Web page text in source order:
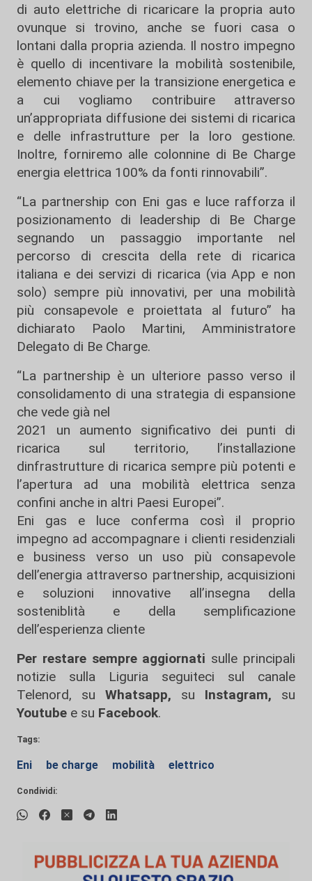
di auto elettriche di ricaricare la propria auto
ovunque si trovino, anche se fuori casa o
lontani dalla propria azienda. Il nostro impegno
è quello di incentivare la mobilità sostenibile,
elemento chiave per la transizione energetica e
a cui vogliamo contribuire attraverso
un’appropriata diffusione dei sistemi di ricarica
e delle infrastrutture per la loro gestione.
Inoltre, forniremo alle colonnine di Be Charge
energia elettrica 100% da fonti rinnovabili”.
“La partnership con Eni gas e luce rafforza il
posizionamento di leadership di Be Charge
segnando un passaggio importante nel
percorso di crescita della rete di ricarica
italiana e dei servizi di ricarica (via App e non
solo) sempre più innovativi, per una mobilità
più consapevole e proiettata al futuro” ha
dichiarato Paolo Martini, Amministratore
Delegato di Be Charge.
“La partnership è un ulteriore passo verso il
consolidamento di una strategia di espansione
che vede già nel
2021 un aumento significativo dei punti di
ricarica sul territorio, l’installazione
dinfrastrutture di ricarica sempre più potenti e
l’apertura ad una mobilità elettrica senza
confini anche in altri Paesi Europei”.
Eni gas e luce conferma così il proprio
impegno ad accompagnare i clienti residenziali
e business verso un uso più consapevole
dell’energia attraverso partnership, acquisizioni
e soluzioni innovative all’insegna della
sosteniblità e della semplificazione
dell’esperienza cliente
Per restare sempre aggiornati sulle principali
notizie sulla Liguria seguiteci sul canale
Telenord, su
Whatsapp, su Instagram, su
Youtube e su Facebook.
Tags:
Eni be charge mobilità elettrico
Condividi: